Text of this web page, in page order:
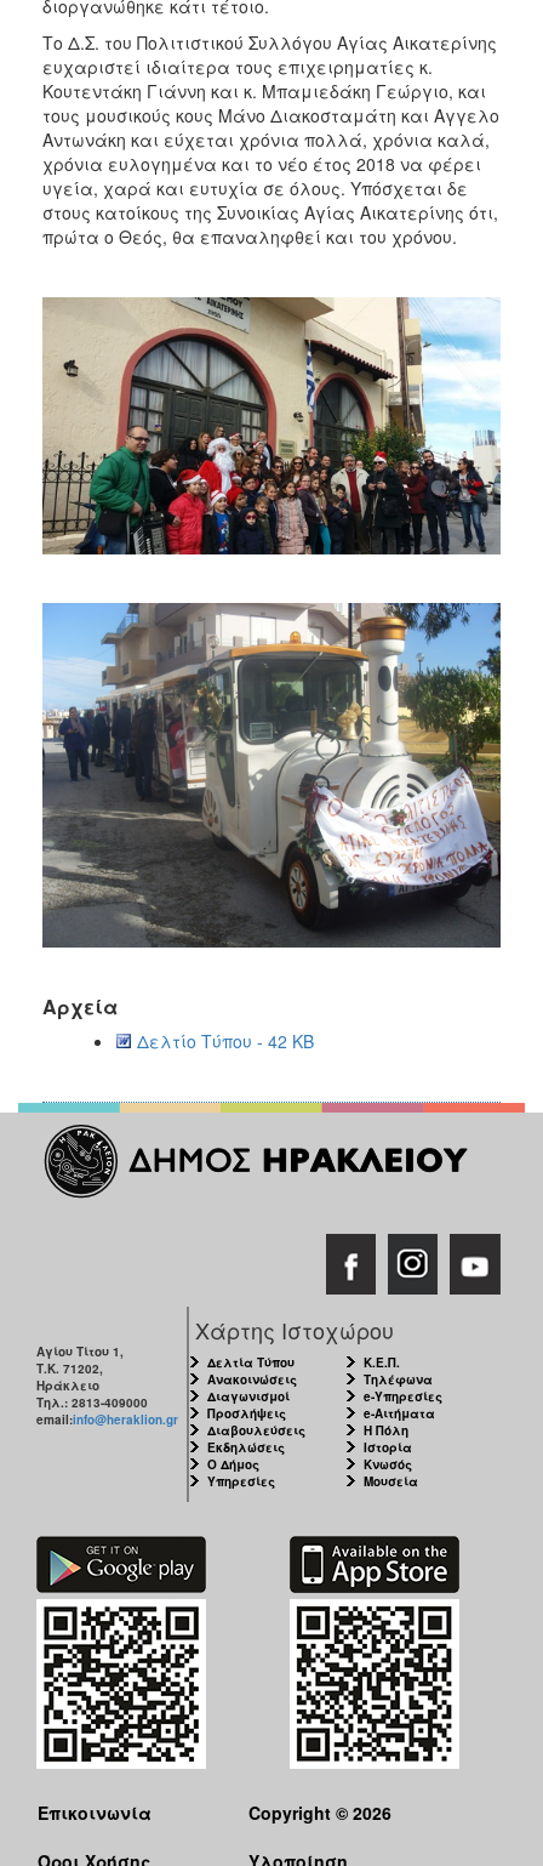
διοργανώθηκε κάτι τέτοιο.
Το Δ.Σ. του Πολιτιστικού Συλλόγου Αγίας Αικατερίνης
ευχαριστεί ιδιαίτερα τους επιχειρηματίες κ.
Κουτεντάκη Γιάννη και κ. Μπαμιεδάκη Γεώργιο, και
τους μουσικούς κους Μάνο Διακοσταμάτη και Αγγελο
Αντωνάκη και εύχεται χρόνια πολλά, χρόνια καλά,
χρόνια ευλογημένα και το νέο έτος 2018 να φέρει
υγεία, χαρά και ευτυχία σε όλους. Υπόσχεται δε
στους κατοίκους της Συνοικίας Αγίας Αικατερίνης ότι,
πρώτα ο Θεός, θα επαναληφθεί και του χρόνου.
Αρχεία
Δελτίο Τύπου - 42 KB
Αγίου Τίτου 1,
Τ.Κ. 71202,
Ηράκλειο
Τηλ.: 2813-409000
email:info@heraklion.gr
Χάρτης Ιστοχώρου
Δελτία Τύπου
Ανακοινώσεις
Διαγωνισμοί
Προσλήψεις
Διαβουλεύσεις
Εκδηλώσεις
Ο Δήμος
Υπηρεσίες
Κ.Ε.Π.
Τηλέφωνα
e-Υπηρεσίες
e-Αιτήματα
Η Πόλη
Ιστορία
Κνωσός
Μουσεία
Επικοινωνία
Όροι Χρήσης
Copyright © 2026
Υλοποίηση